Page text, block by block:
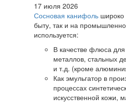
17 июля 2026
Сосновая канифоль широко
быту, так и на
используется:
В качестве флюса
металлов, стальных
и т.д. (кроме
Как эмульгатор в
процессах
искусственной кожи,